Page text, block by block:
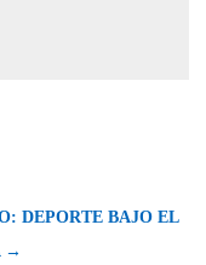
DEPORTE BAJO EL
→